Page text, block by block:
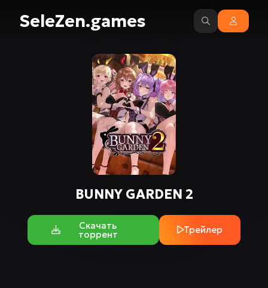
SeleZen.games
BUNNY GARDEN 2
Скачать
торрент Трейлер